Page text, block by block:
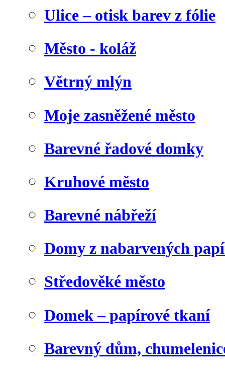
Ulice – otisk barev z fólie
Město - koláž
Větrný mlýn
Moje zasněžené město
Barevné řadové domky
Kruhové město
Barevné nábřeží
Domy z nabarvených
Středověké město
Domek – papírové tkaní
Barevný dům,